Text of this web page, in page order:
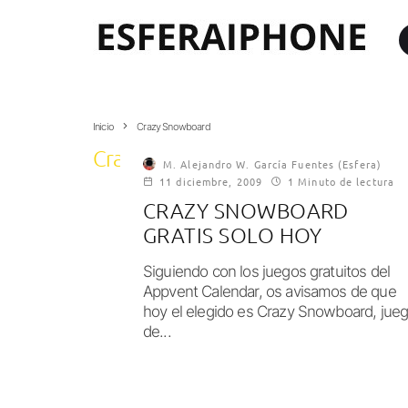
Inicio Crazy Snowboard
Crazy Snowboard
M. Alejandro W. García Fuentes (Esfera)
11 diciembre, 2009
1 Minuto de lectura
CRAZY SNOWBOARD
GRATIS SOLO HOY
Siguiendo con los juegos gratuitos del
Appvent Calendar, os avisamos de que
hoy el elegido es Crazy Snowboard,
de...